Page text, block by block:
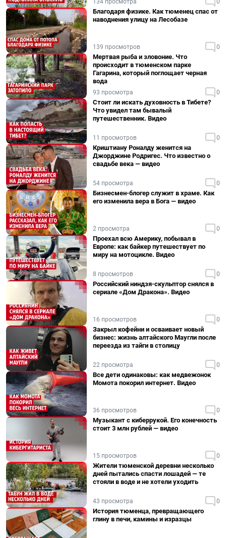
134 просмотра 0
Благодаря физике. Как тюменец спас от
наводнения улицу на Лесобазе
139 просмотров 0
Мертвая рыба и зловоние. Что
происходит в тюменском парке
Гагарина, который поглощает черная
вода
93 просмотра 0
Стоит ли искать духовность в Тибете?
Что увидел там бывалый
путешественник. Видео
11 просмотров 0
Криштиану Роналду женится на
Джорджине Родригес. Что известно о
свадьбе века — видео
54 просмотра 0
Бизнесмен-блогер служит в храме. Как
его изменила вера в Бога — видео
2 просмотра 0
Проехал всю Америку, побывал в
Европе: как байкер путешествует по
миру на мотоцикле. Видео
8 просмотров 0
Российский ниндзя-скульптор снялся в
сериале «Дом Дракона». Видео
16 просмотров 0
Закрыл кофейни и осваивает новый
бизнес: жизнь алтайского Маугли после
переезда из тайги в столицу
22 просмотра 0
Все дети одинаковы: как медвежонок
Момота покорил интернет. Видео
36 просмотров 0
Музыкант с киберрукой. Его конечность
стоит 3 млн рублей — видео
15 просмотров 0
Жители тюменской деревни несколько
дней пытались спасти лошадей — те
стояли в воде и не хотели уходить
43 просмотра 0
История тюменца, превращающего
глину в печи, камины и изразцы